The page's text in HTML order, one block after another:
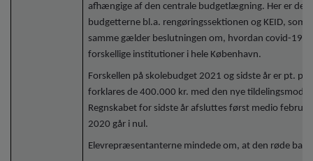
afhængige af den centrale budgetlægning. Her er det
budgetterne bl.a. rengøringssektionen og KEID, som
samme gælder beslutningen om, hvordan covid-19
forskellige institutioner i hele København.
Forskellen på skolebudget 2021 og sidste år er pt. på
forklares de 400.000 kr. med den nye
Regnskabet for sidste år afsluttes først medio
2020 går i nul.
Elevrepræsentanterne mindede om, at den røde